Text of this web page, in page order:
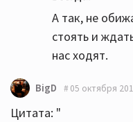
А так, не
стоять и
нас ходят.
BigD 05 октября
Цитата: "